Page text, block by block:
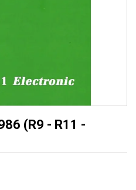
(R9 - R11 -